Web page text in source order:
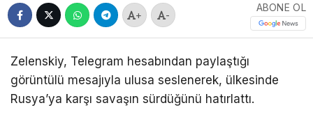
+ -
ABONE OL
Zelenskiy, Telegram hesabından paylaştığı
görüntülü mesajıyla ulusa seslenerek, ülkesinde
Rusya’ya karşı savaşın sürdüğünü hatırlattı.